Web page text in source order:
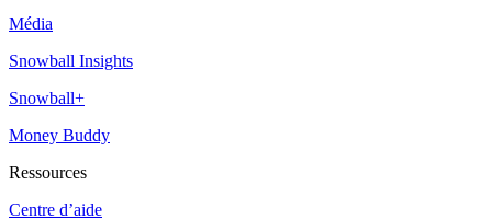
Média
Snowball Insights
Snowball+
Money Buddy
Ressources
Centre d’aide